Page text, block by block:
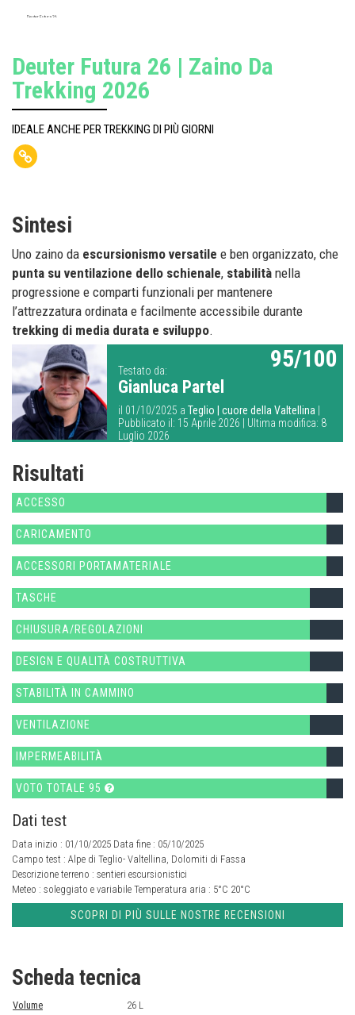
Deuter Futura 26
Deuter Futura 26 | Zaino Da
Trekking 2026
IDEALE ANCHE PER TREKKING DI PIÙ GIORNI
Sintesi
Uno zaino da escursionismo versatile e ben organizzato, che
punta su ventilazione dello schienale, stabilità nella
progressione e comparti funzionali per mantenere
l’attrezzatura ordinata e facilmente accessibile durante
trekking di media durata e sviluppo.
Testato da:
Gianluca Partel
il 01/10/2025 a Teglio | cuore della Valtellina
Pubblicato il: 15 Aprile 2026 | Ultima modifica: 8
Luglio 2026
95/100
Risultati
ACCESSO
CARICAMENTO
ACCESSORI PORTAMATERIALE
TASCHE
CHIUSURA/REGOLAZIONI
DESIGN E QUALITÀ COSTRUTTIVA
STABILITÀ IN CAMMINO
VENTILAZIONE
IMPERMEABILITÀ
VOTO TOTALE 95
Dati test
Data inizio : 01/10/2025 Data fine : 05/10/2025
Campo test : Alpe di Teglio- Valtellina, Dolomiti di Fassa
Descrizione terreno : sentieri escursionistici
Meteo : soleggiato e variabile Temperatura aria : 5°C 20°C
SCOPRI DI PIÙ SULLE NOSTRE RECENSIONI
Scheda tecnica
Volume
26 L